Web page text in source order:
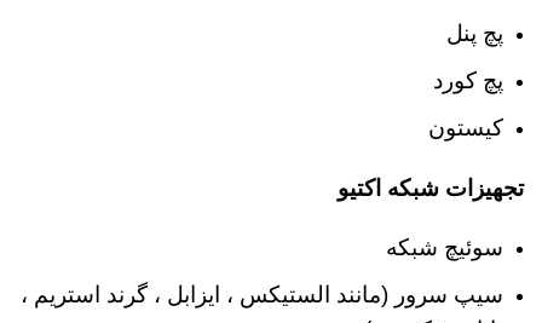
پچ پنل
پچ کورد
کیستون
تجهیزات شبکه اکتیو
سوئیچ شبکه
سیپ سرور (مانند الستیکس ، ایزابل ، گرند استریم ،